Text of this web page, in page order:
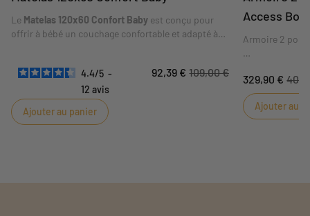
Le Matelas 120x60 Confort Baby est conçu pour
offrir à bébé un couchage confortable et adapté à
et ses conseils d'utilisation sont détaillés dans les
caractéristiques ci-dessous.
4.4/5 -
12 avis
92,39 € 109,00 €
Ajouter au panier
Access
Armoire 2
Blanc Bois. Un
qui
bébé. Sa
jolie niche de
329,90 €
Ajouter au